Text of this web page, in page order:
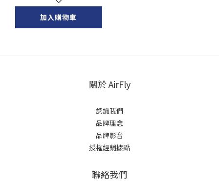
加入購物車
關於 AirFly
認識我們
品牌理念
品牌影音
授權經銷據點
聯絡我們